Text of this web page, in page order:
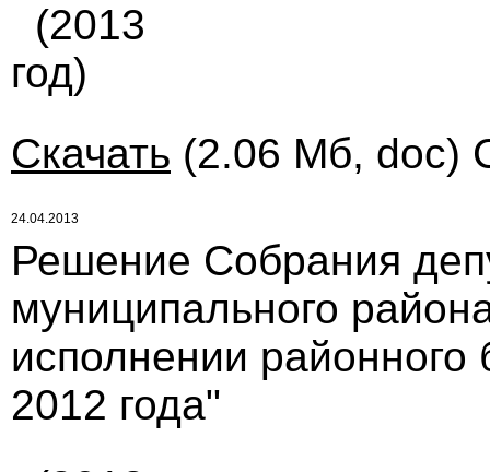
(2013
год)
Скачать (2.06 Мб, doc)
24.04.2013
Решение Собрания
муниципального
исполнении
2012 года"